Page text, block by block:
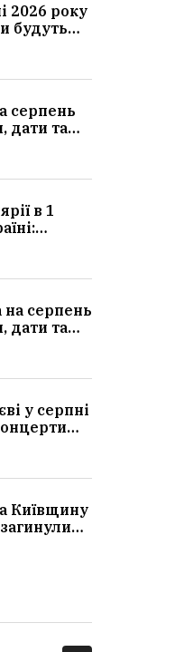
2026 року
будуть
серпень
дати та
в 1
для
серпень
дати та
у серпні
та
Київщину
них